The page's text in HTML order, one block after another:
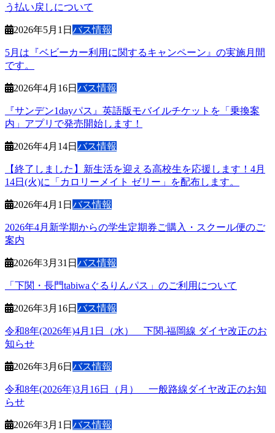
う払い戻しについて
2026年5月1日 バス情報
5月は『ベビーカー利用に関するキャンペーン』の実施月間
です。
2026年4月16日 バス情報
『サンデン1dayパス』英語版モバイルチケットを「乗換案
内」アプリで発売開始します！
2026年4月14日 バス情報
【終了しました】新生活を迎える高校生を応援します！4月
14日(火)に「カロリーメイト ゼリー」を配布します。
2026年4月1日 バス情報
2026年4月新学期からの学生定期券ご購入・スクール便のご
案内
2026年3月31日 バス情報
「下関・長門tabiwaぐるりんパス」のご利用について
2026年3月16日 バス情報
令和8年(2026年)4月1日（水） 下関-福岡線 ダイヤ改正のお
知らせ
2026年3月6日 バス情報
令和8年(2026年)3月16日（月） 一般路線ダイヤ改正のお知
らせ
2026年3月1日 バス情報